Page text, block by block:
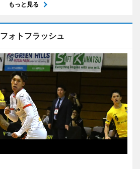
もっと見る
フォトフラッシュ